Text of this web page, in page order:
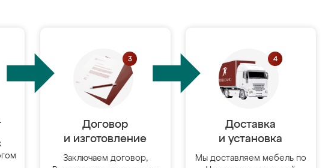
Договор
и изготовление
Заключаем договор,
Доставка
и установка
Мы доставляем мебель по